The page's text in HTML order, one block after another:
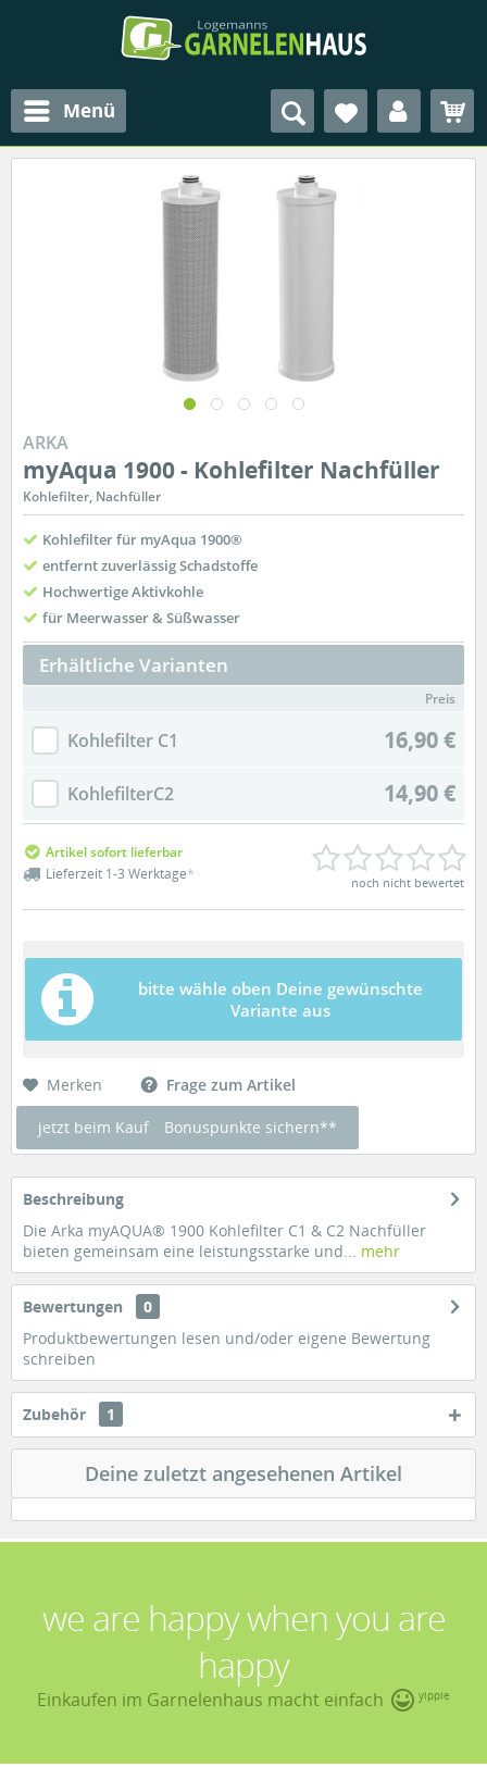
Menü
ARKA
myAqua 1900 - Kohlefilter Nachfüller
Kohlefilter, Nachfüller
Kohlefilter für myAqua 1900®
entfernt zuverlässig Schadstoffe
Hochwertige Aktivkohle
für Meerwasser & Süßwasser
Erhältliche Varianten
Preis
Kohlefilter C1 16,90 €
KohlefilterC2 14,90 €
Artikel sofort lieferbar
Lieferzeit 1-3 Werktage* noch nicht bewertet
bitte wähle oben Deine gewünschte
Variante aus
Merken Frage zum Artikel
jetzt beim Kauf Bonuspunkte sichern**
Beschreibung
Die Arka myAQUA® 1900 Kohlefilter C1 & C2 Nachfüller
bieten gemeinsam eine leistungsstarke und... mehr
Bewertungen
0
Produktbewertungen lesen und/oder eigene Bewertung
schreiben
Zubehör 1
Deine zuletzt angesehenen Artikel
we are happy when you are
happy
Einkaufen im Garnelenhaus macht einfach yippie